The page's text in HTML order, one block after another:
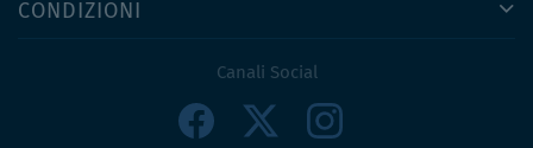
CONDIZIONI
Canali Social